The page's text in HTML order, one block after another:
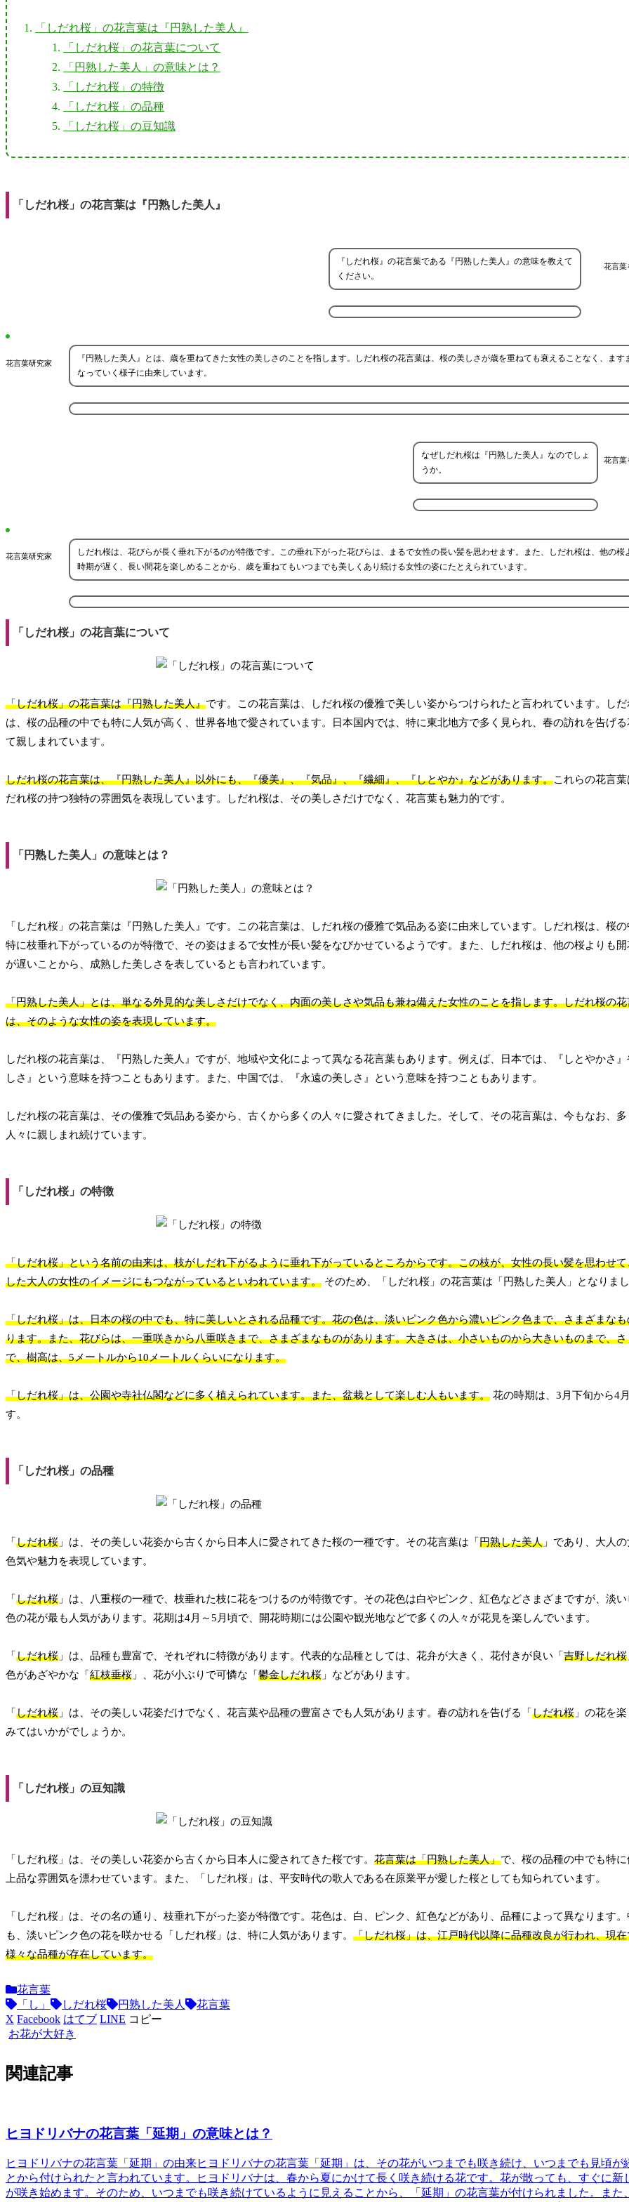
「しだれ桜」の花言葉は『円熟した美人』
「しだれ桜」の花言葉について
「円熟した美人」の意味とは？
「しだれ桜」の特徴
「しだれ桜」の品種
「しだれ桜」の豆知識
「しだれ桜」の花言葉は『円熟した美人』
花言葉
『しだれ桜』の花言葉である『円熟した美人』の意味を教えて
ください。
花言葉研究家
『円熟した美人』とは、歳を重ねてきた女性の美しさのことを指します。しだれ桜の花言葉は、桜の美しさが歳を重ねても衰えることなく、ます
なっていく様子に由来しています。
花言葉
なぜしだれ桜は『円熟した美人』なのでしょ
うか。
花言葉研究家
しだれ桜は、花びらが長く垂れ下がるのが特徴です。この垂れ下がった花びらは、まるで女性の長い髪を思わせます。また、しだれ桜は、他の桜
時期が遅く、長い間花を楽しめることから、歳を重ねてもいつまでも美しくあり続ける女性の姿にたとえられています。
「しだれ桜」の花言葉について
「しだれ桜」の花言葉は『円熟した美人』です。この花言葉は、しだれ桜の優雅で美しい姿からつけられたと言われています。しだ
は、桜の品種の中でも特に人気が高く、世界各地で愛されています。日本国内では、特に東北地方で多く見られ、春の訪れを告げる
て親しまれています。
しだれ桜の花言葉は、『円熟した美人』以外にも、『優美』、『気品』、『繊細』、『しとやか』などがあります。これらの花言葉
だれ桜の持つ独特の雰囲気を表現しています。しだれ桜は、その美しさだけでなく、花言葉も魅力的です。
「円熟した美人」の意味とは？
「しだれ桜」の花言葉は『円熟した美人』です。この花言葉は、しだれ桜の優雅で気品ある姿に由来しています。しだれ桜は、桜の
特に枝垂れ下がっているのが特徴で、その姿はまるで女性が長い髪をなびかせているようです。また、しだれ桜は、他の桜よりも開
が遅いことから、成熟した美しさを表しているとも言われています。
「円熟した美人」とは、単なる外見的な美しさだけでなく、内面の美しさや気品も兼ね備えた女性のことを指します。しだれ桜の花
は、そのような女性の姿を表現しています。
しだれ桜の花言葉は、『円熟した美人』ですが、地域や文化によって異なる花言葉もあります。例えば、日本では、『しとやかさ
しさ』という意味を持つこともあります。また、中国では、『永遠の美しさ』という意味を持つこともあります。
しだれ桜の花言葉は、その優雅で気品ある姿から、古くから多くの人々に愛されてきました。そして、その花言葉は、今もなお、
人々に親しまれ続けています。
「しだれ桜」の特徴
「しだれ桜」という名前の由来は、枝がしだれ下がるように垂れ下がっているところからです。この枝が、女性の長い髪を思わせ
した大人の女性のイメージにもつながっているといわれています。 そのため、「しだれ桜」の花言葉は「円熟した美人」となりまし
「しだれ桜」は、日本の桜の中でも、特に美しいとされる品種です。花の色は、淡いピンク色から濃いピンク色まで、さまざまな
ります。また、花びらは、一重咲きから八重咲きまで、さまざまなものがあります。大きさは、小さいものから大きいものまで、
で、樹高は、5メートルから10メートルくらいになります。
「しだれ桜」は、公園や寺社仏閣などに多く植えられています。また、盆栽として楽しむ人もいます。 花の時期は、3月下旬から4
す。
「しだれ桜」の品種
「 しだれ桜 」は、その美しい花姿から古くから日本人に愛されてきた桜の一種です。その花言葉は「 円熟した美人 」であり、大人
色気や魅力を表現しています。
「 しだれ桜 」は、八重桜の一種で、枝垂れた枝に花をつけるのが特徴です。その花色は白やピンク、紅色などさまざまですが、淡い
色の花が最も人気があります。花期は4月～5月頃で、開花時期には公園や観光地などで多くの人々が花見を楽しんでいます。
「 しだれ桜 」は、品種も豊富で、それぞれに特徴があります。代表的な品種としては、花弁が大きく、花付きが良い「 吉野しだれ桜
色があざやかな「 紅枝垂桜 」、花が小ぶりで可憐な「 鬱金しだれ桜 」などがあります。
「 しだれ桜 」は、その美しい花姿だけでなく、花言葉や品種の豊富さでも人気があります。春の訪れを告げる「 しだれ桜 」の花を
みてはいかがでしょうか。
「しだれ桜」の豆知識
「しだれ桜」は、その美しい花姿から古くから日本人に愛されてきた桜です。 花言葉は「円熟した美人」で、桜の品種の中でも特
上品な雰囲気を漂わせています。また、「しだれ桜」は、平安時代の歌人である在原業平が愛した桜としても知られています。
「しだれ桜」は、その名の通り、枝垂れ下がった姿が特徴です。花色は、白、ピンク、紅色などがあり、品種によって異なります
も、淡いピンク色の花を咲かせる「しだれ桜」は、特に人気があります。 「しだれ桜」は、江戸時代以降に品種改良が行われ、現在
様々な品種が存在しています。
花言葉
「し」
しだれ桜 円熟した美人
花言葉
X Facebook はてブ LINE コピー
お花が大好き
関連記事
ヒヨドリバナの花言葉「延期」の意味とは？
ヒヨドリバナの花言葉「延期」の由来ヒヨドリバナの花言葉「延期」は、その花がいつまでも咲き続け、いつまでも見頃が
とから付けられたと言われています。
ヒヨドリバナは、春から夏にかけて長く咲き続ける花です。花が散っても、すぐに新
が咲き始めます。そのため、いつまでも咲き続けているように見えることから、「延期」の花言葉が付けられました。また